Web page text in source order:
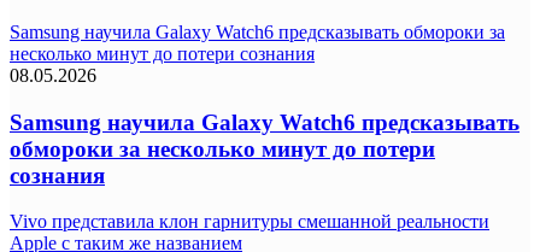
Samsung научила Galaxy Watch6 предсказывать обмороки за
несколько минут до потери сознания
08.05.2026
Samsung научила Galaxy Watch6 предсказывать
обмороки за несколько минут до потери
сознания
Vivo представила клон гарнитуры смешанной реальности
Apple с таким же названием